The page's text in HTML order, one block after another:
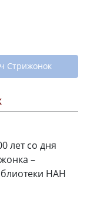
по
Стрижонок
лет со дня
–
НАН